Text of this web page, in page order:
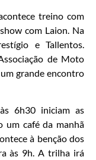
treino com
com Laion. Na
e Tallentos.
de Moto
grande encontro
6h30 iniciam as
um café da manhã
à benção dos
às 9h. A trilha irá